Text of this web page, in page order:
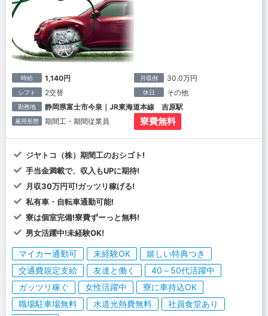
時給 1,140円 月収例 30.0万円
シフト 2交替 休日 その他
勤務地 静岡県富士市今泉｜JR東海道本線 吉原駅
雇用形態 期間工・期間従業員 寮費無料
ジヤトコ（株）期間工のおシゴト!
手当金満載で、収入もUPに期待!
月収30万円可!ガッツリ稼げる!
私有車・自転車通勤可能!
寮は個室完備!寮費ずーっと無料!
男女活躍中!未経験OK!
マイカー通勤可 未経験OK
嬉しい特典つき
交通費規定支給
友達と働く
40～50代活躍中
ガッツリ稼ぐ
女性活躍中
寮に車持込OK
職場駐車場無料
水道光熱費無料
社員食堂あり